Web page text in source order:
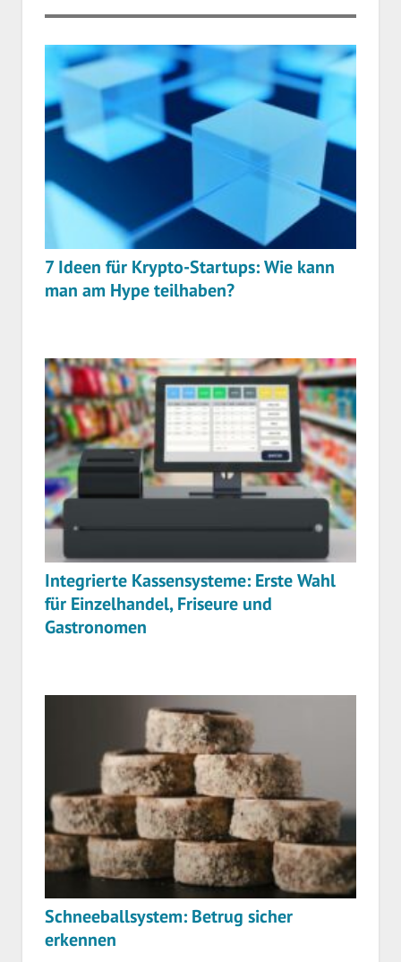
7 Ideen für Krypto-Startups: Wie kann
man am Hype teilhaben?
Integrierte Kassensysteme: Erste Wahl
für Einzelhandel, Friseure und
Gastronomen
Schneeballsystem: Betrug sicher
erkennen